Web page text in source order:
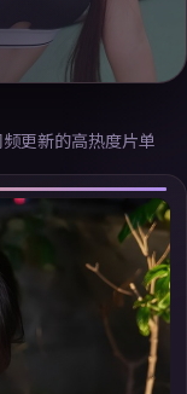
更新的高热度片单